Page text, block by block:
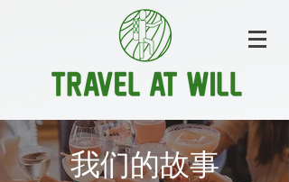
我们的故事